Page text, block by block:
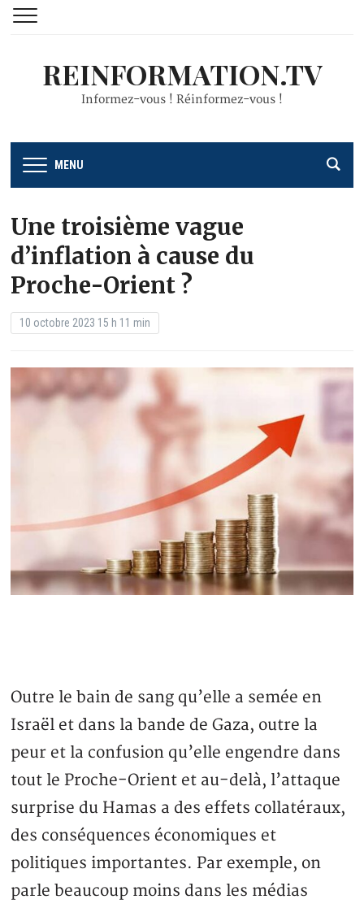
REINFORMATION.TV
Informez-vous ! Réinformez-vous !
MENU
Une troisième vague
d’inflation à cause du
Proche-Orient ?
10 octobre 2023 15 h 11 min
Outre le bain de sang qu’elle a semée en
Israël et dans la bande de Gaza, outre la
peur et la confusion qu’elle engendre dans
tout le Proche-Orient et au-delà, l’attaque
surprise du Hamas a des effets collatéraux,
des conséquences économiques et
politiques importantes. Par exemple, on
parle beaucoup moins dans les médias